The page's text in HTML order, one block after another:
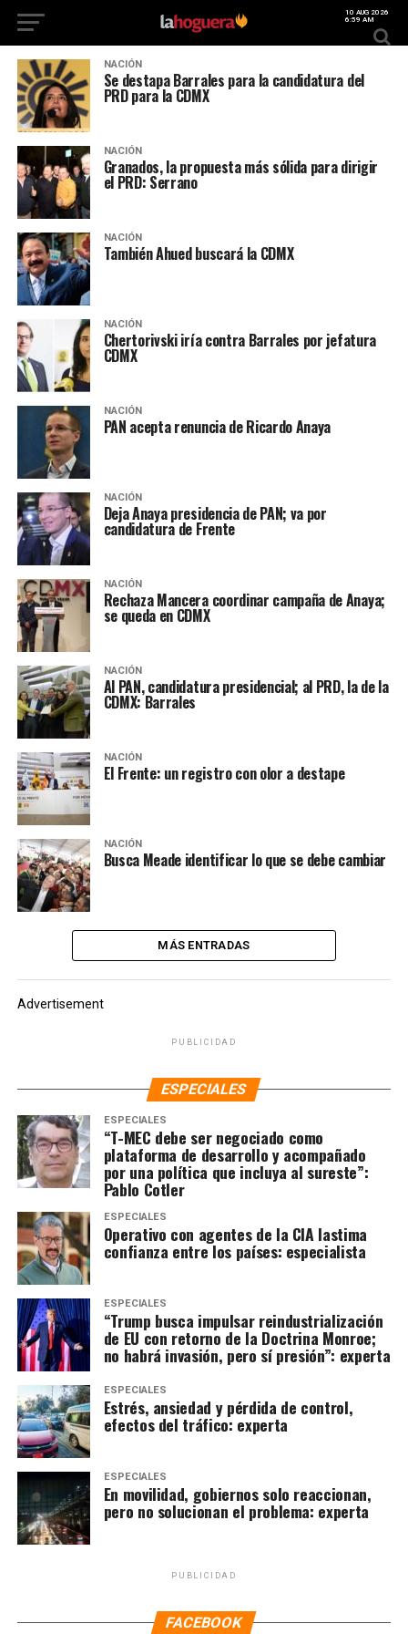
10 AUG 2026
6:59 AM
NACIÓN
Se destapa Barrales para la candidatura del
PRD para la CDMX
NACIÓN
Granados, la propuesta más sólida para dirigir
el PRD: Serrano
NACIÓN
También Ahued buscará la CDMX
NACIÓN
Chertorivski iría contra Barrales por jefatura
CDMX
NACIÓN
PAN acepta renuncia de Ricardo Anaya
NACIÓN
Deja Anaya presidencia de PAN; va por
candidatura de Frente
NACIÓN
Rechaza Mancera coordinar campaña de Anaya;
se queda en CDMX
NACIÓN
Al PAN, candidatura presidencial; al PRD, la de la
CDMX: Barrales
NACIÓN
El Frente: un registro con olor a destape
NACIÓN
Busca Meade identificar lo que se debe cambiar
MÁS ENTRADAS
Advertisement
PUBLICIDAD
ESPECIALES
ESPECIALES
“T-MEC debe ser negociado como
plataforma de desarrollo y acompañado
por una política que incluya al sureste”:
Pablo Cotler
ESPECIALES
Operativo con agentes de la CIA lastima
confianza entre los países: especialista
ESPECIALES
“Trump busca impulsar reindustrialización
de EU con retorno de la Doctrina Monroe;
no habrá invasión, pero sí presión”: experta
ESPECIALES
Estrés, ansiedad y pérdida de control,
efectos del tráfico: experta
ESPECIALES
En movilidad, gobiernos solo reaccionan,
pero no solucionan el problema: experta
PUBLICIDAD
FACEBOOK